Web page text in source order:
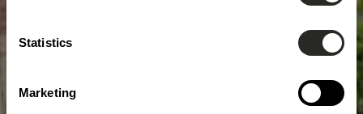
Statistics
Marketing